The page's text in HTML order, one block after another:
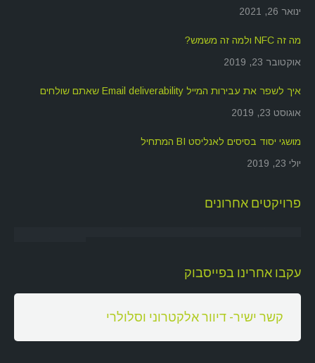
ינואר 26, 2021
מה זה NFC ולמה זה משמש?
אוקטובר 23, 2019
איך לשפר את עבירות המייל Email deliverability שאתם שולחים
אוגוסט 23, 2019
מושגי יסוד בסיסים לאנליסט BI המתחיל
יולי 23, 2019
פרויקטים אחרונים
עקבו אחרינו בפייסבוק
‏קשר ישיר- דיוור אלקטרוני וסלולרי‏